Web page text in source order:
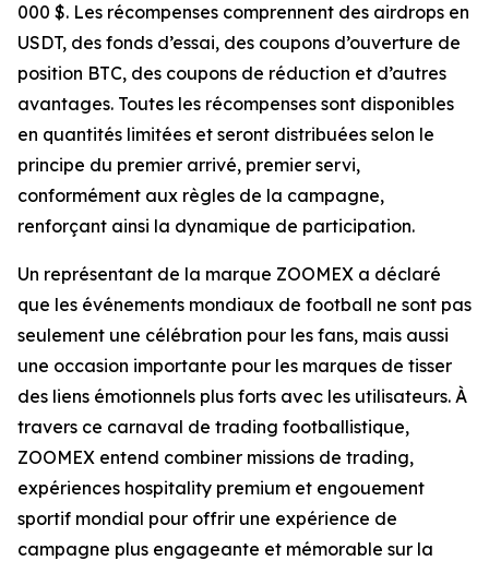
000 $. Les récompenses comprennent des airdrops en
USDT, des fonds d’essai, des coupons d’ouverture de
position BTC, des coupons de réduction et d’autres
avantages. Toutes les récompenses sont disponibles
en quantités limitées et seront distribuées selon le
principe du premier arrivé, premier servi,
conformément aux règles de la campagne,
renforçant ainsi la dynamique de participation.
Un représentant de la marque ZOOMEX a déclaré
que les événements mondiaux de football ne sont pas
seulement une célébration pour les fans, mais aussi
une occasion importante pour les marques de tisser
des liens émotionnels plus forts avec les utilisateurs. À
travers ce carnaval de trading footballistique,
ZOOMEX entend combiner missions de trading,
expériences hospitality premium et engouement
sportif mondial pour offrir une expérience de
campagne plus engageante et mémorable sur la